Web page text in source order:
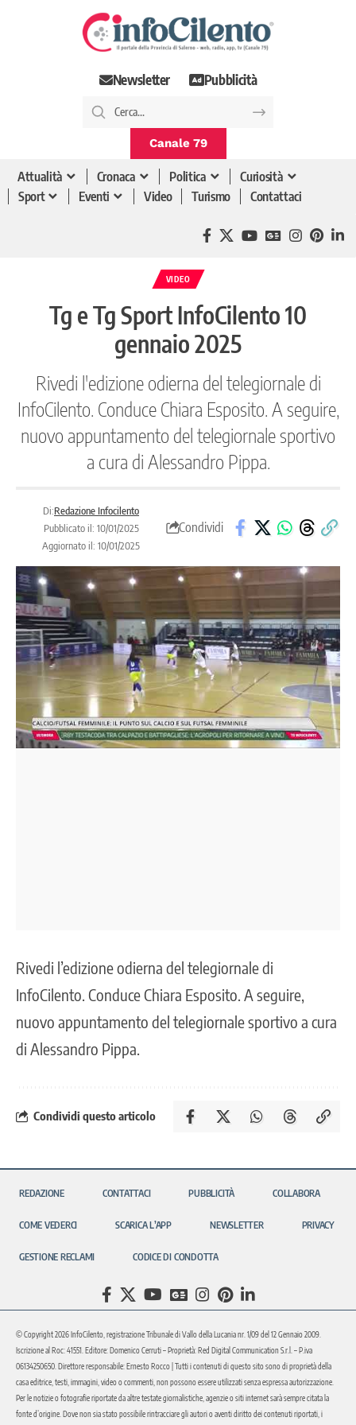
Newsletter Pubblicità
Canale 79
Attualità Cronaca Politica
Curiosità
Sport
Eventi Video Turismo Contattaci
VIDEO
Tg e Tg Sport InfoCilento 10
gennaio 2025
Rivedi l'edizione odierna del telegiornale di
InfoCilento. Conduce Chiara Esposito. A seguire,
nuovo appuntamento del telegiornale sportivo
a cura di Alessandro Pippa.
Di:Redazione Infocilento
Pubblicato il: 10/01/2025
Aggiornato il: 10/01/2025
Condividi
Rivedi l’edizione odierna del telegiornale di
InfoCilento. Conduce Chiara Esposito. A seguire,
nuovo appuntamento del telegiornale sportivo a cura
di Alessandro Pippa.
Condividi questo articolo
REDAZIONE CONTATTACI PUBBLICITÀ COLLABORA
COME VEDERCI SCARICA L’APP NEWSLETTER PRIVACY
GESTIONE RECLAMI CODICE DI CONDOTTA
© Copyright 2026 InfoCilento, registrazione Tribunale di Vallo della Lucania nr. 1/09 del 12 Gennaio 2009.
Iscrizione al Roc: 41551. Editore: Domenico Cerruti – Proprietà: Red Digital Communication S.r.l. – P.iva
06134250650. Direttore responsabile: Ernesto Rocco | Tutti i contenuti di questo sito sono di proprietà della
casa editrice, testi, immagini, video o commenti, non possono essere utilizzati senza espressa autorizzazione.
Per le notizie o fotografie riportate da altre testate giornalistiche, agenzie o siti internet sarà sempre citata la
fonte d’origine. Dove non sia stato possibile rintracciare gli autori o aventi diritto dei contenuti riportati, i